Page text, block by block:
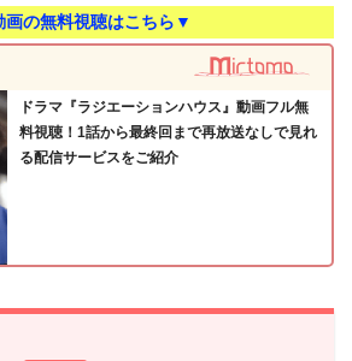
の無料視聴はこちら▼
ドラマ『ラジエーションハウス』動画フル無
料視聴！1話から最終回まで再放送なしで見れ
る配信サービスをご紹介